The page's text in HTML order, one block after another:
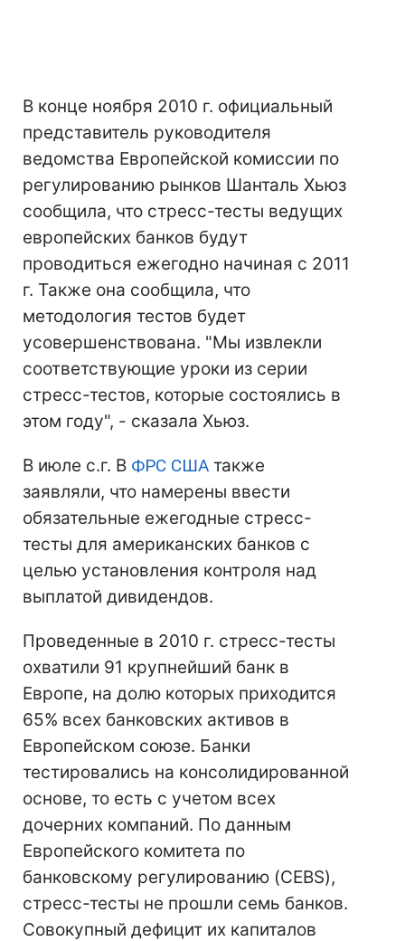
В конце ноября 2010 г. официальный
представитель руководителя
ведомства Европейской комиссии по
регулированию рынков Шанталь Хьюз
сообщила, что стресс-тесты ведущих
европейских банков будут
проводиться ежегодно начиная с 2011
г. Также она сообщила, что
методология тестов будет
усовершенствована. "Мы извлекли
соответствующие уроки из серии
стресс-тестов, которые состоялись в
этом году", - сказала Хьюз.
В июле с.г. В ФРС США также
заявляли, что намерены ввести
обязательные ежегодные стресс-
тесты для американских банков с
целью установления контроля над
выплатой дивидендов.
Проведенные в 2010 г. стресс-тесты
охватили 91 крупнейший банк в
Европе, на долю которых приходится
65% всех банковских активов в
Европейском союзе. Банки
тестировались на консолидированной
основе, то есть с учетом всех
дочерних компаний. По данным
Европейского комитета по
банковскому регулированию (CEBS),
стресс-тесты не прошли семь банков.
Совокупный дефицит их капиталов